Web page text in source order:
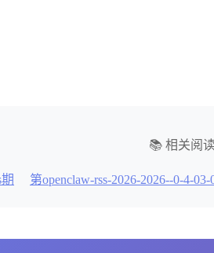
📚 相关阅读
第openclaw-rss-2026-2026--0-4-03-